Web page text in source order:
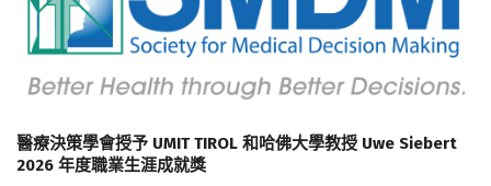
醫療決策學會授予 UMIT TIROL 和哈佛大學教授 Uwe Siebert
2026 年度職業生涯成就獎